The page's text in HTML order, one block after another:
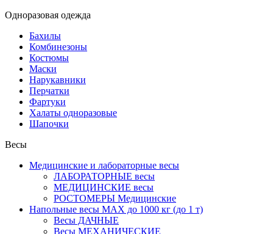
Одноразовая одежда
Бахилы
Комбинезоны
Костюмы
Маски
Нарукавники
Перчатки
Фартуки
Халаты одноразовые
Шапочки
Весы
Медицинские и лабораторные весы
ЛАБОРАТОРНЫЕ весы
МЕДИЦИНСКИЕ весы
РОСТОМЕРЫ Медицинские
Напольные весы MAX до 1000 кг (до 1 т)
Весы ДАЧНЫЕ
Весы МЕХАНИЧЕСКИЕ